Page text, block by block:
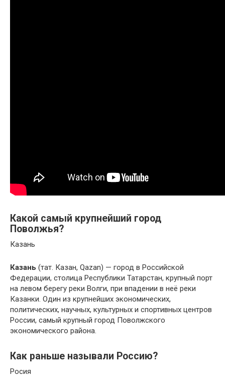
Какой самый крупнейший город
Поволжья?
Казань
Казань (тат. Казан, Qazan) — город в Российской
Федерации, столица Республики Татарстан, крупный порт
на левом берегу реки Волги, при впадении в неё реки
Казанки. Один из крупнейших экономических,
политических, научных, культурных и спортивных центров
России, самый крупный город Поволжского
экономического района.
Как раньше называли Россию?
Росия